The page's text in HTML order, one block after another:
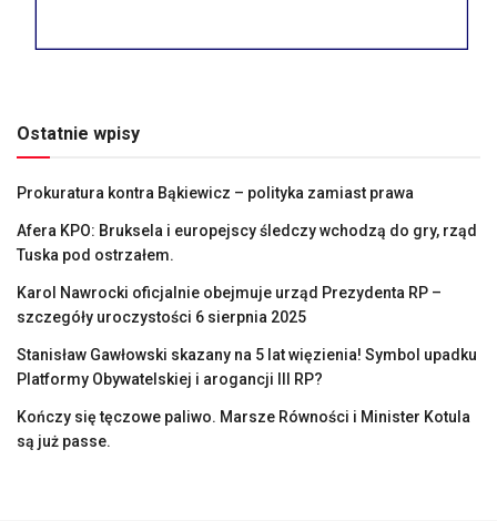
Ostatnie wpisy
Prokuratura kontra Bąkiewicz – polityka zamiast prawa
Afera KPO: Bruksela i europejscy śledczy wchodzą do gry, rząd
Tuska pod ostrzałem.
Karol Nawrocki oficjalnie obejmuje urząd Prezydenta RP –
szczegóły uroczystości 6 sierpnia 2025
Stanisław Gawłowski skazany na 5 lat więzienia! Symbol upadku
Platformy Obywatelskiej i arogancji III RP?
Kończy się tęczowe paliwo. Marsze Równości i Minister Kotula
są już passe.